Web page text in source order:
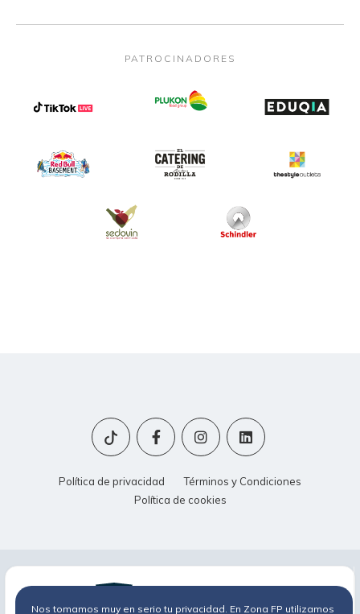
PATROCINADORES
Política de privacidad
Términos y Condiciones
Política de cookies
Nos tomamos muy en serio tu privacidad. En Zona FP utilizamos